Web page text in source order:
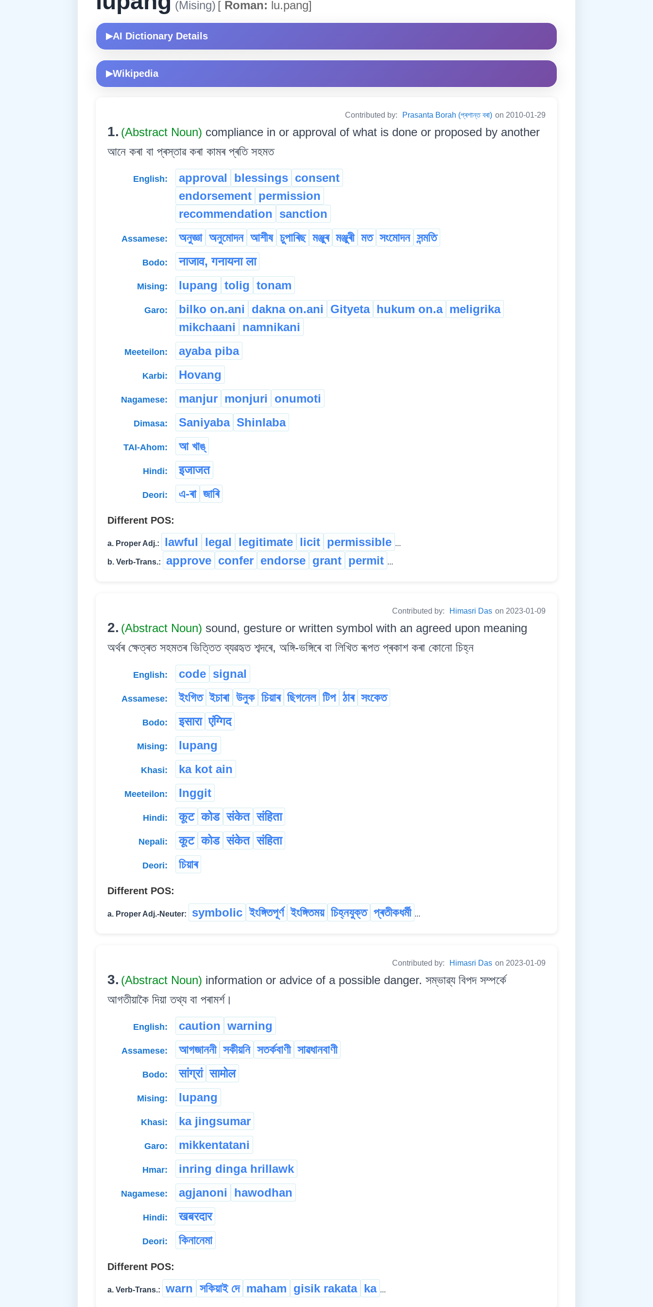
(Mising) [ Roman: lu.pang]
▶AI Dictionary Details
▶Wikipedia
Contributed by: Prasanta Borah (প্ৰশান্ত বৰা) on 2010-01-29
1. (Abstract Noun) compliance in or approval of what is done or proposed by another
আনে কৰা বা প্ৰস্তাৱ কৰা কামৰ প্ৰতি সহমত
English: approval blessings consent
endorsement permission
recommendation sanction
Assamese: অনুজ্ঞা অনুমোদন আশীষ চুপাৰিছ মঞ্জুৰ মঞ্জুৰী মত সংমোদন সন্মতি
Bodo: नाजाव, गनायना ला
Mising: lupang tolig tonam
Garo: bilko on.ani dakna on.ani Gityeta hukum on.a meligrika
mikchaani
namnikani
Meeteilon: ayaba piba
Karbi: Hovang
Nagamese: manjur monjuri onumoti
Dimasa: Saniyaba Shinlaba
TAI-Ahom: আ খাঙ্
Hindi: इजाजत
Deori: এ-ৰা জাৰি
Different POS:
a. Proper Adj.: lawful legal legitimate licit permissible ...
b. Verb-Trans.: approve confer endorse grant permit ...
Contributed by: Himasri Das on 2023-01-09
2. (Abstract Noun) sound, gesture or written symbol with an agreed upon meaning
অৰ্থৰ ক্ষেত্ৰত সহমতৰ ভিত্তিত ব্যৱহৃত শব্দৰে, অঙ্গি-ভঙ্গিৰে বা লিখিত ৰূপত প্ৰকাশ কৰা কোনো চিহ্ন
English: code signal
Assamese: ইংগিত ইচাৰা উনুক চিয়াৰ ছিগনেল টিপ ঠাৰ সংকেত
Bodo: इसारा एंग्गिद
Mising: lupang
Khasi: ka kot ain
Meeteilon: Inggit
Hindi: कूट कोड संकेत संहित‌ा
Nepali: कूट कोड संकेत संहित‌ा
Deori: চিয়াৰ
Different POS:
a. Proper Adj.-Neuter: symbolic ইংঙ্গিতপূৰ্ণ ইংঙ্গিতময় চিহ্নযুক্ত প্ৰতীকধৰ্মী ...
Contributed by: Himasri Das on 2023-01-09
3. (Abstract Noun) information or advice of a possible danger. সম্ভাৱ্য বিপদ সম্পৰ্কে
আগতীয়াকৈ দিয়া তথ্য বা পৰামৰ্শ।
English: caution warning
Assamese: আগজাননী সকীয়নি সতৰ্কবাণী সাৱধানবাণী
Bodo: सांग्रां सामोल
Mising: lupang
Khasi: ka jingsumar
Garo: mikkentatani
Hmar: inring dinga hrillawk
Nagamese: agjanoni hawodhan
Hindi: खबरदार
Deori: কিনানেমা
Different POS:
a. Verb-Trans.: warn সকিয়াই দে maham gisik rakata ka ...